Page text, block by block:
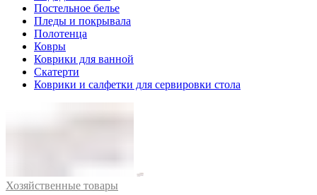
Постельное белье
Пледы и покрывала
Полотенца
Ковры
Коврики для ванной
Скатерти
Коврики и салфетки для сервировки стола
Хозяйственные товары